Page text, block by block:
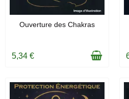
EN STOCK
Ouverture des Chakras
5,34 €